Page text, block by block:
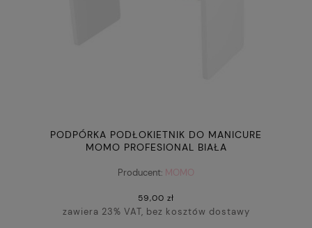
PODPÓRKA PODŁOKIETNIK DO MANICURE
MOMO PROFESIONAL BIAŁA
Producent: MOMO
59,00 zł
zawiera 23% VAT, bez kosztów dostawy